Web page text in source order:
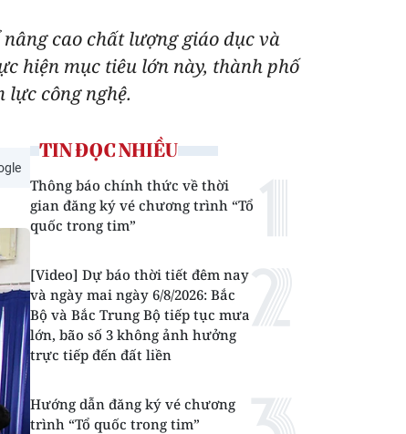
cao chất lượng giáo dục và
hiện mục tiêu lớn này, thành phố
công nghệ.
TIN ĐỌC NHIỀU
Thông báo chính thức về thời
gian đăng ký vé chương trình “Tổ
quốc trong tim”
[Video] Dự báo thời tiết đêm nay
và ngày mai ngày 6/8/2026: Bắc
Bộ và Bắc Trung Bộ tiếp tục mưa
lớn, bão số 3 không ảnh hưởng
trực tiếp đến đất liền
Hướng dẫn đăng ký vé chương
trình “Tổ quốc trong tim”